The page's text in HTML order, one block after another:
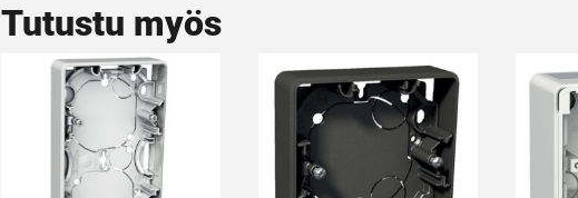
Tutustu myös